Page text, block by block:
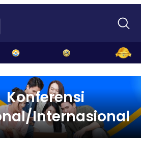
Konferensi
Internasional